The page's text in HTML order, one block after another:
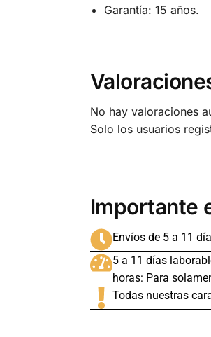
Garantía: 15 años.
No hay valoraciones
Solo los usuarios
Importante
Envíos de 5 a 11
5 a 11 días
horas: Para
Todas nuestras